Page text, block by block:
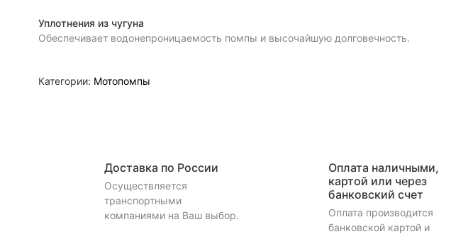
Уплотнения из чугуна
Обеспечивает водонепроницаемость помпы и высочайшую долговечность.
Категории: Мотопомпы
Доставка по России
Осуществляется
транспортными
компаниями на Ваш выбор.
Оплата наличными,
картой или через
банковский счет
Оплата производится
банковской картой и